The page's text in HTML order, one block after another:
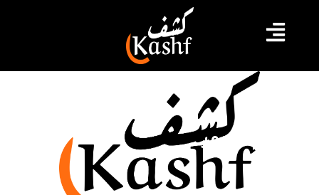
عصام الأحمر